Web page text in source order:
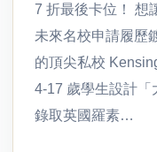
7 折最後卡位！ 想
未來名校申請履歷
的頂尖私校
4-17 歲學生設計「
錄取英國羅素…